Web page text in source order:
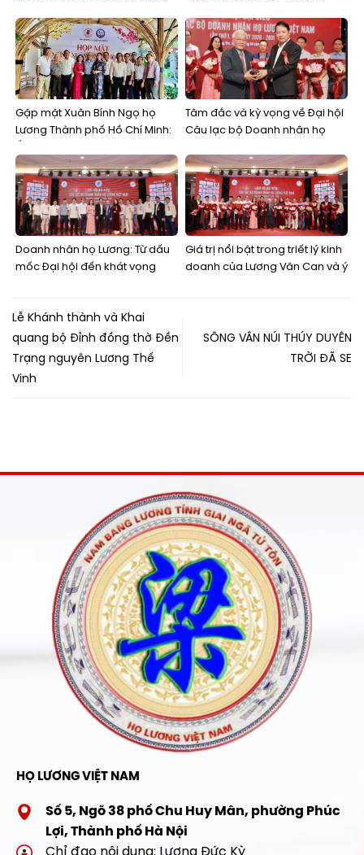
Gặp mặt Xuân Bính Ngọ họ
Lương Thành phố Hồ Chí Minh:
thế hệ
Tâm đắc và kỳ vọng về Đại hội
Câu lạc bộ Doanh nhân họ
Doanh nhân họ Lương: Từ dấu
mốc Đại hội đến khát vọng
Giá trị nổi bật trong triết lý kinh
doanh của Lương Văn Can và ý
Lễ Khánh thành và Khai
quang bộ Đỉnh đồng thờ Đền
Trạng nguyên Lương Thế
Vinh
SÔNG VÂN NÚI THÚY DUYÊN
TRỜI ĐÃ SE
HỌ LƯƠNG VIỆT NAM
Số 5, Ngõ 38 phố Chu Huy Mân, phường Phúc
Lợi, Thành phố Hà Nội